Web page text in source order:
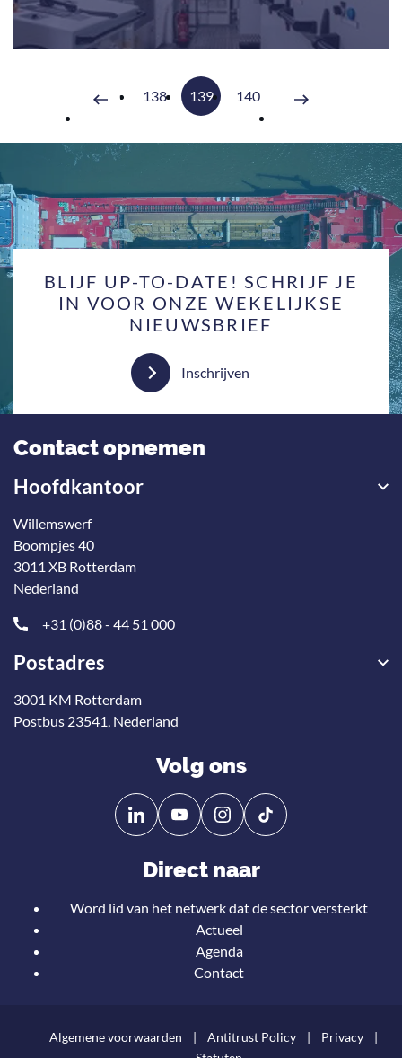
Vorige 138 139 140 Volgende
BLIJF UP-TO-DATE! SCHRIJF JE
IN VOOR ONZE WEKELIJKSE
NIEUWSBRIEF
Inschrijven
Contact opnemen
Hoofdkantoor
Willemswerf
Boompjes 40
3011 XB Rotterdam
Nederland
+31 (0)88 - 44 51 000
Postadres
3001 KM Rotterdam
Postbus 23541, Nederland
Volg ons
Volg
ons
Linkedin
Volg
ons
YouTube
Direct naar
Word lid van het netwerk dat de sector versterkt
Actueel
Agenda
Contact
Algemene voorwaarden Antitrust Policy
Privacy